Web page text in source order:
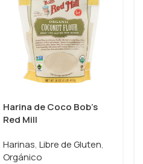
Harina de Coco Bob’s
Red Mill
Harinas, Libre de Gluten,
Orgánico